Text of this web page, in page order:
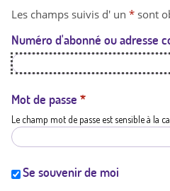
t
a
t
i
Les champs suivis d' un * sont
Numéro d'abonné ou adresse
Mot de passe *
Le champ mot de passe est sensible à la
Se souvenir de moi